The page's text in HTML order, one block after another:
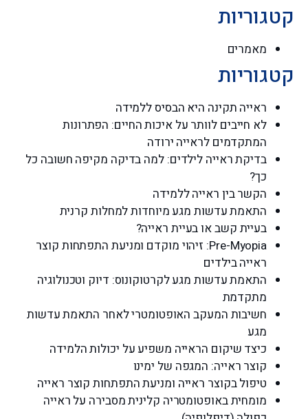
קטגוריות
מאמרים
קטגוריות
ראייה תקינה היא הבסיס ללמידה
לא חייבים לוותר על איכות החיים: הפתרונות
המתקדמים לראייה ירודה
בדיקת ראייה לילדים: למה בדיקה מקיפה חשובה כל
כך?
הקשר בין ראייה ללמידה
התאמת עדשות מגע מיוחדות למחלות קרנית
בעיית קשב או בעיית ראייה?
Pre-Myopia: זיהוי מוקדם ומניעת התפתחות קוצר
ראייה בילדים
התאמת עדשות מגע לקרטוקונוס: דיוק וטכנולוגיה
מתקדמת
חשיבות המעקב האופטומטרי לאחר התאמת עדשות
מגע
כיצד שיקום הראייה משפיע על יכולות הלמידה
קוצר ראייה: המגפה של ימינו
טיפול בקוצר ראייה ומניעת התפתחות קוצר ראייה
מומחית באופטומטריה קלינית מסבירה על ראייה